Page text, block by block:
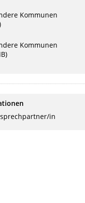
Kommunen
Kommunen
in